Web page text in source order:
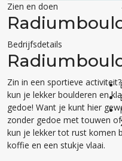
Zien en doen
Bedrijfsdetails
Zin in een sportieve
kun je lekker boulderen en
gedoe! Want je kunt hier
zonder gedoe met touwen
kun je lekker tot rust komen
koffie en een stukje vlaai.